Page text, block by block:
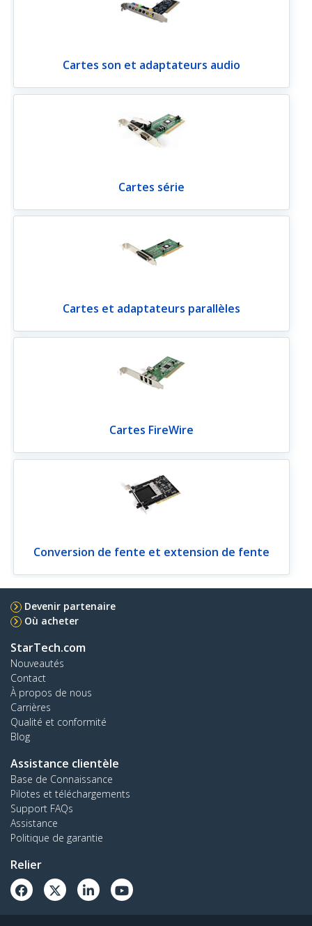
Cartes son et adaptateurs audio
Cartes série
Cartes et adaptateurs parallèles
Cartes FireWire
Conversion de fente et extension de fente
Devenir partenaire
Où acheter
StarTech.com
Nouveautés
Contact
À propos de nous
Carrières
Qualité et conformité
Blog
Assistance clientèle
Base de Connaissance
Pilotes et téléchargements
Support FAQs
Assistance
Politique de garantie
Relier